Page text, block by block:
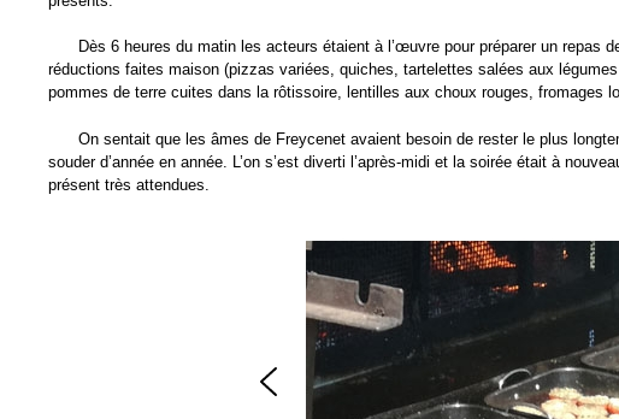
Dès 6 heures du matin les acteurs étaient à l’œuvre pour préparer un repas
réductions faites maison (pizzas variées, quiches, tartelettes salées aux
pommes de terre cuites dans la rôtissoire, lentilles aux choux rouges, fromages
On sentait que les âmes de Freycenet avaient besoin de rester le plus
souder d’année en année. L’on s’est diverti l’après-midi et la soirée était à
présent très attendues.